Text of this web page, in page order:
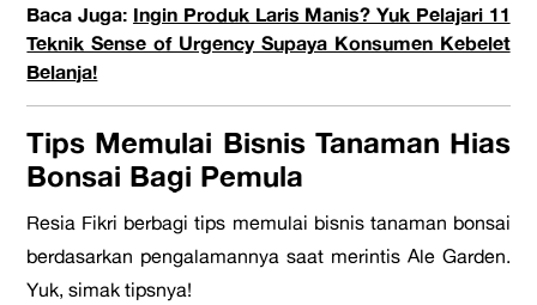
Baca Juga: Ingin Produk Laris Manis? Yuk Pelajari 11
Teknik Sense of Urgency Supaya Konsumen Kebelet
Belanja!
Tips Memulai Bisnis Tanaman Hias
Bonsai Bagi Pemula
Resia Fikri berbagi tips memulai bisnis tanaman bonsai
berdasarkan pengalamannya saat merintis Ale Garden.
Yuk, simak tipsnya!